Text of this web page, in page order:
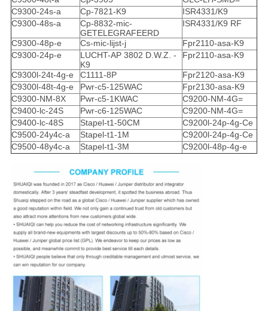
C9300-24s-a
Cp-7821-K9
ISR4331/K9
C9300-48s-a
Cp-8832-mic-
GETELEGRAFEERD
ISR4331/K9 RF
C9300-48p-e Cs-mic-lijst-j
Fpr2110-asa-K9
C9300-24p-e
LUCHT-AP 3802 D.W.Z. -
K9
Fpr2110-asa-K9
C9300l-24t-4g-e C1111-8P
Fpr2120-asa-K9
C9300l-48t-4g-e
Pwr-c5-125WAC
Fpr2130-asa-K9
C9300-NM-8X
Pwr-c5-1KWAC
C9200-NM-4G=
C9400-lc-24S
Pwr-c6-125WAC
C9200-NM-4G=
C9400-lc-48S
Stapel-t1-50CM
C9200l-24p-4g-Ce
C9500-24y4c-a
Stapel-t1-1M
C9200l-24p-4g-Ce
C9500-48y4c-a
Stapel-t1-3M C9200l-48p-4g-e